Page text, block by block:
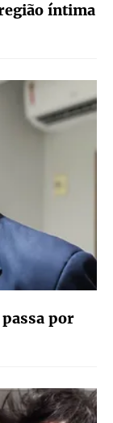
íntima
por